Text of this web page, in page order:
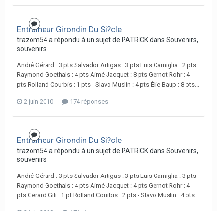
Entraineur Girondin Du Si?cle
trazom54 a répondu à un sujet de PATRICK dans Souvenirs,
souvenirs
André Gérard : 3 pts Salvador Artigas : 3 pts Luis Carniglia : 2 pts
Raymond Goethals : 4 pts Aimé Jacquet : 8 pts Gernot Rohr : 4
pts Rolland Courbis : 1 pts - Slavo Muslin : 4 pts Élie Baup : 8 pts...
2 juin 2010 174 réponses
Entraineur Girondin Du Si?cle
trazom54 a répondu à un sujet de PATRICK dans Souvenirs,
souvenirs
André Gérard : 3 pts Salvador Artigas : 3 pts Luis Carniglia : 3 pts
Raymond Goethals : 4 pts Aimé Jacquet : 4 pts Gernot Rohr : 4
pts Gérard Gili : 1 pt Rolland Courbis : 2 pts - Slavo Muslin : 4 pts...